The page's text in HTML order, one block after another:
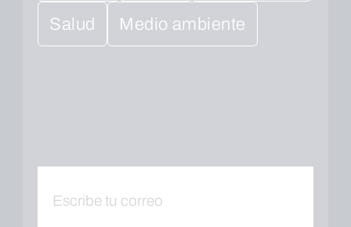
Salud Medio ambiente